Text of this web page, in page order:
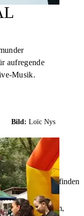
aufregende
Musik.
Bild: Loïc Nys
gibt es am
Dortmunds finden
übers
nach Datum,